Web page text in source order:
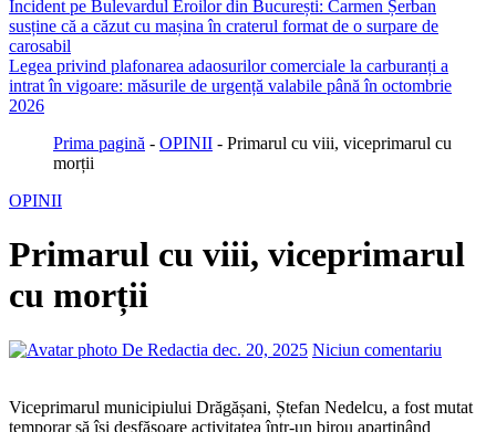
Incident pe Bulevardul Eroilor din București: Carmen Șerban
susține că a căzut cu mașina în craterul format de o surpare de
carosabil
Legea privind plafonarea adaosurilor comerciale la carburanți a
intrat în vigoare: măsurile de urgență valabile până în octombrie
2026
Prima pagină - OPINII - Primarul cu viii, viceprimarul cu
morții
OPINII
Primarul cu viii, viceprimarul
cu morții
De Redactia dec. 20, 2025 Niciun comentariu
Viceprimarul municipiului Drăgășani, Ștefan Nedelcu, a fost mutat
temporar să își desfășoare activitatea într-un birou aparținând